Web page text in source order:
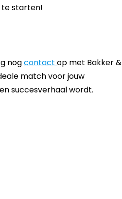
te starten!
nogcontact op met Bakker &
match voor jouw
succesverhaal wordt.